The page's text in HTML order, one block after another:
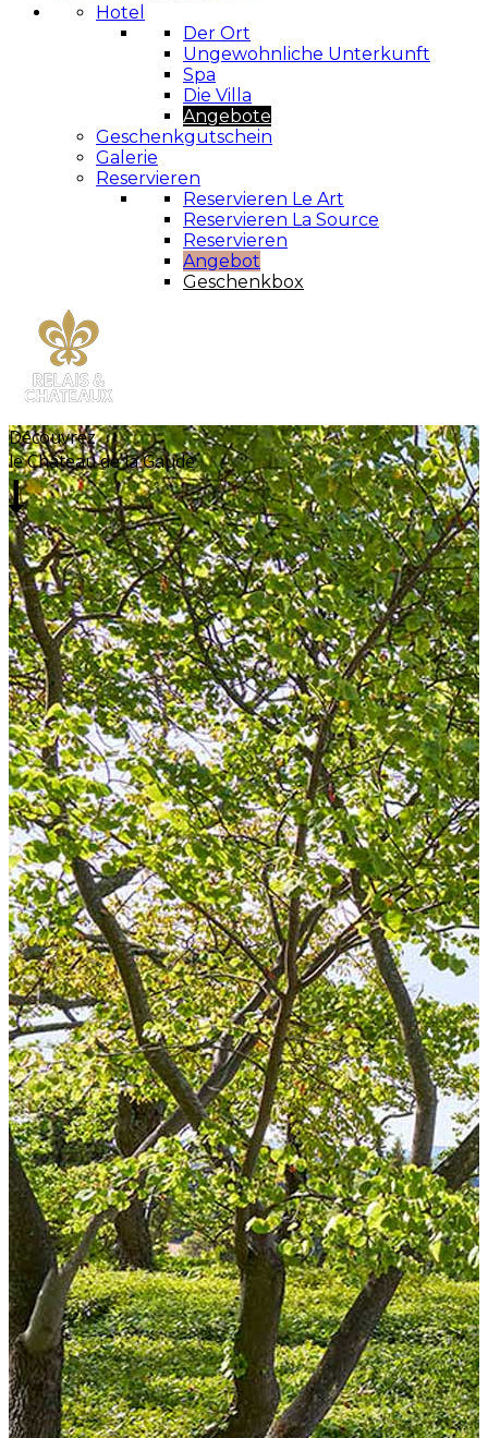
Hotel
Der Ort
Ungewohnliche Unterkunft
Spa
Die Villa
Angebote
Geschenkgutschein
Galerie
Reservieren
Reservieren Le Art
Reservieren La Source
Reservieren
Angebot
Geschenkbox
Découvrez
le Château de la Gaude